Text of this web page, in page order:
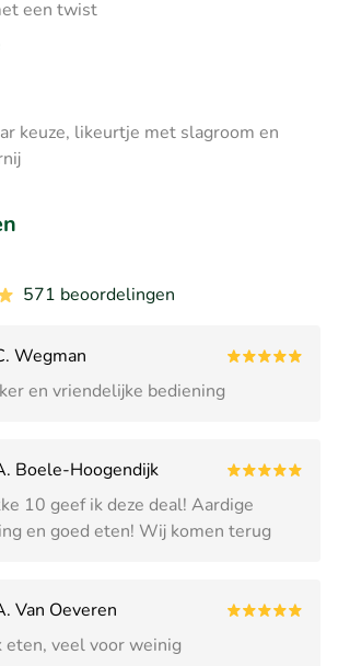
een twist
keuze, likeurtje met slagroom en
571 beoordelingen
Wegman
en vriendelijke bediening
Boele-Hoogendijk
10 geef ik deze deal! Aardige
en goed eten! Wij komen terug
Van Oeveren
eten, veel voor weinig